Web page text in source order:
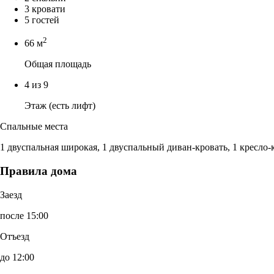
3 кровати
5 гостей
66 м2
Общая площадь
4 из 9
Этаж (есть лифт)
Спальные места
1 двуспальная широкая, 1 двуспальный диван-кровать, 1 кресло-
Правила дома
Заезд
после 15:00
Отъезд
до 12:00